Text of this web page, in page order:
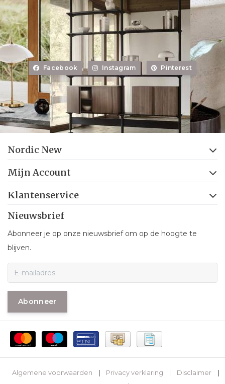
Facebook Instagram Pinterest
Nordic New
Mijn Account
Klantenservice
Nieuwsbrief
Abonneer je op onze nieuwsbrief om op de hoogte te
blijven.
Abonneer
Algemene voorwaarden Privacy verklaring Disclaimer